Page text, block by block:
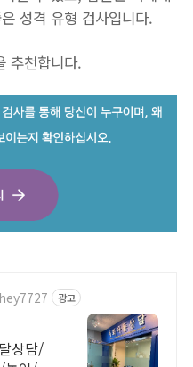
성격 유형 검사입니다.
추천합니다.
광고
상담/